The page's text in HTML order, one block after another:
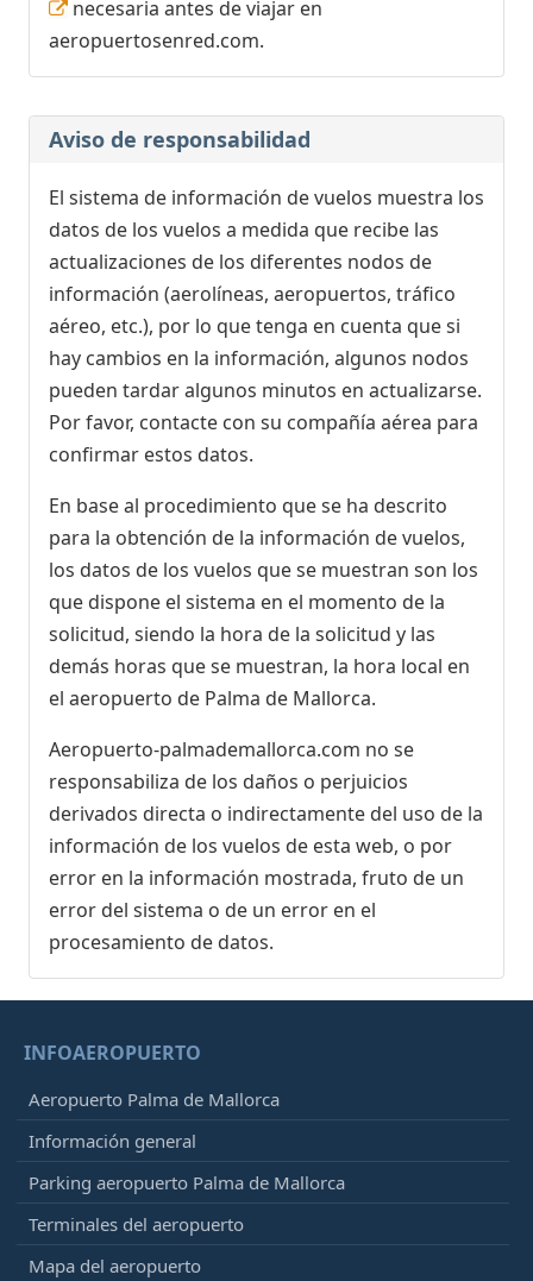
necesaria antes de viajar en
aeropuertosenred.com.
Aviso de responsabilidad
El sistema de información de vuelos muestra los
datos de los vuelos a medida que recibe las
actualizaciones de los diferentes nodos de
información (aerolíneas, aeropuertos, tráfico
aéreo, etc.), por lo que tenga en cuenta que si
hay cambios en la información, algunos nodos
pueden tardar algunos minutos en actualizarse.
Por favor, contacte con su compañía aérea para
confirmar estos datos.
En base al procedimiento que se ha descrito
para la obtención de la información de vuelos,
los datos de los vuelos que se muestran son los
que dispone el sistema en el momento de la
solicitud, siendo la hora de la solicitud y las
demás horas que se muestran, la hora local en
el aeropuerto de Palma de Mallorca.
Aeropuerto-palmademallorca.com no se
responsabiliza de los daños o perjuicios
derivados directa o indirectamente del uso de la
información de los vuelos de esta web, o por
error en la información mostrada, fruto de un
error del sistema o de un error en el
procesamiento de datos.
INFOAEROPUERTO
Aeropuerto Palma de Mallorca
Información general
Parking aeropuerto Palma de Mallorca
Terminales del aeropuerto
Mapa del aeropuerto